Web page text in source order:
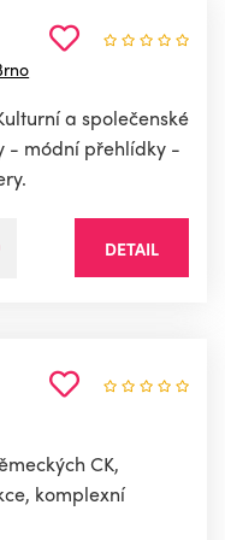
a společenské
- módní přehlídky -
DETAIL
CK,
komplexní